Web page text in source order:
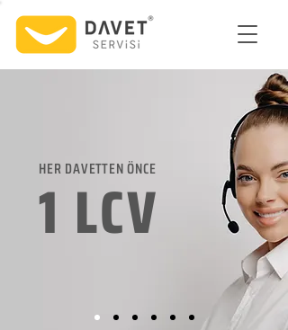
HER DAVETTEN ÖNCE
1 LCV